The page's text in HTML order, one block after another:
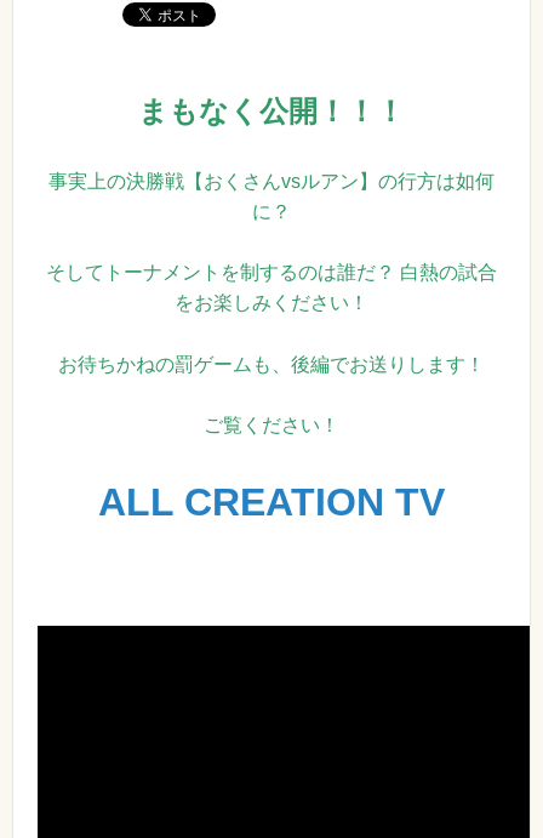
まもなく公開！！！
事実上の決勝戦【おくさんvsルアン】の行方は如何
に？
そしてトーナメントを制するのは誰だ？ 白熱の試合
をお楽しみください！
お待ちかねの罰ゲームも、後編でお送りします！
ご覧ください！
ALL CREATION TV